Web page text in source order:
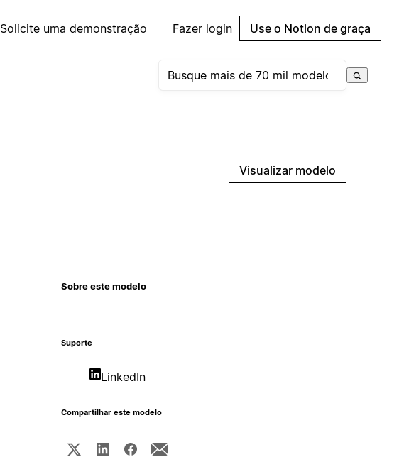
Solicite uma demonstração Fazer login Use o Notion de graça
Visualizar modelo
Sobre este modelo
Suporte
LinkedIn
Compartilhar este modelo